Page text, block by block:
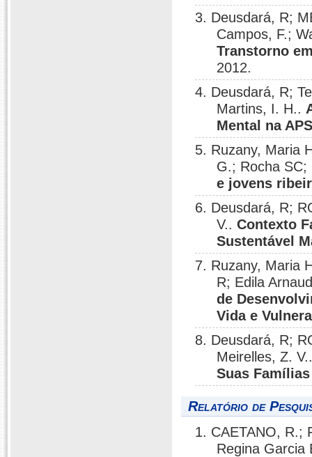
3. Deusdará, R;
Campos, F.;
Transtorno
2012.
4. Deusdará, R;
Martins, I. H..
Mental na
5. Ruzany, Maria
G.; Rocha
e jovens
6. Deusdará, R;
V..Contexto
Sustentável
7. Ruzany, Maria
R; Edila
de
Vida e
8. Deusdará, R;
Meirelles, Z.
Suas
Relatório de
1. CAETANO, R.;
Regina Garcia